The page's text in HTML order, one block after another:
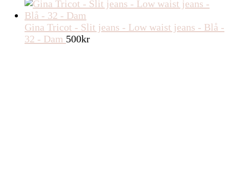
ursprungliga
var:
nuvarande
är:
Gina Tricot - Slit jeans - Low waist jeans - Blå -
32 - Dam 500kr